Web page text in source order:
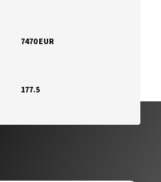
7470 EUR
177.5